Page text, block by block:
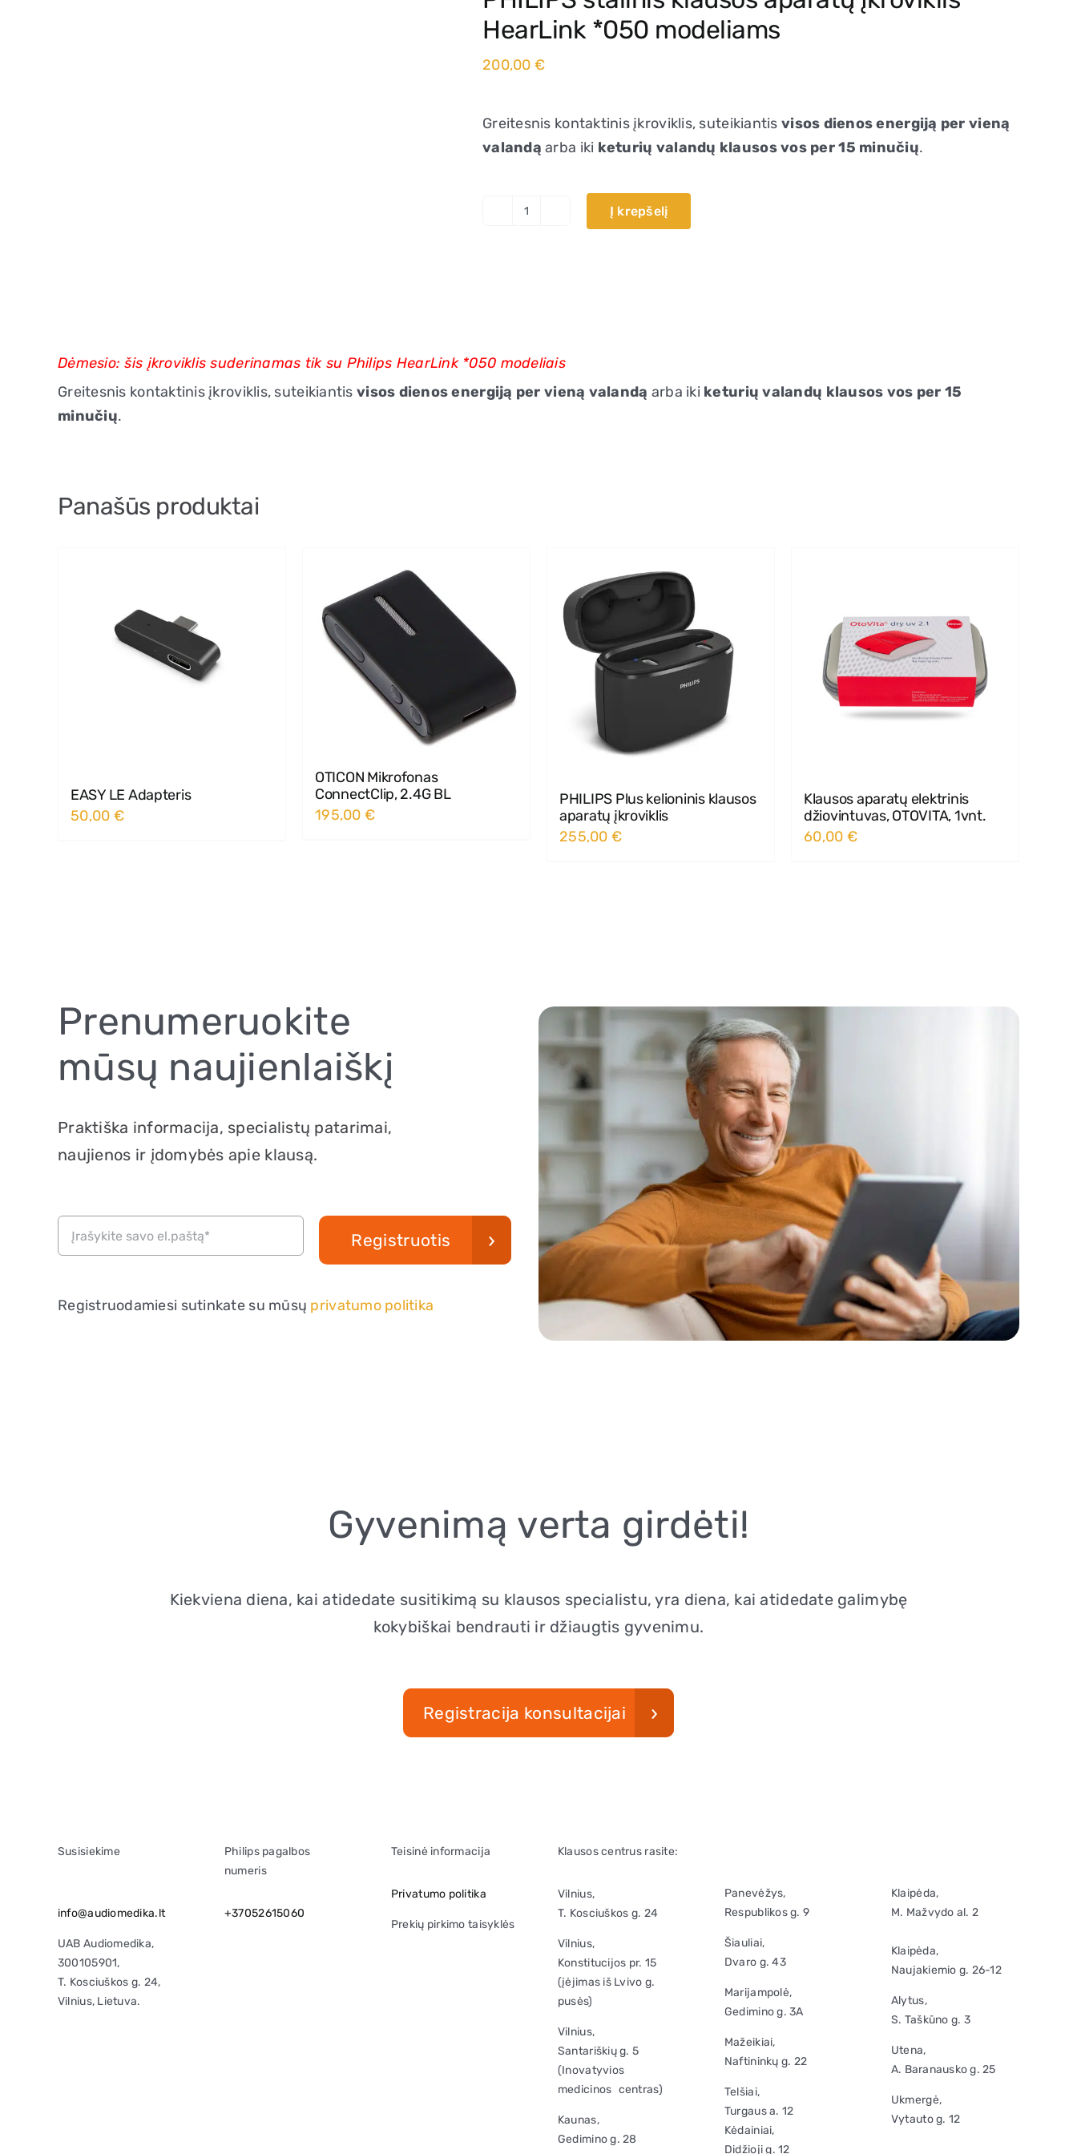
HearLink *050 modeliams
200,00 €
Greitesnis kontaktinis įkroviklis, suteikiantis visos dienos energiją per vieną
valandą arba iki keturių valandų klausos vos per 15 minučių.
įkroviklis
HearLink
Į krepšelį
Dėmesio: šis įkroviklis suderinamas tik su Philips HearLink *050 modeliais
Greitesnis kontaktinis įkroviklis, suteikiantis visos dienos energiją per vieną valandą arba iki keturių valandų klausos vos per 15
minučių.
Panašūs produktai
EASY LE Adapteris
50,00 €
OTICON Mikrofonas
ConnectClip, 2.4G BL
195,00 €
PHILIPS Plus kelioninis klausos
aparatų įkroviklis
255,00 €
Klausos aparatų elektrinis
džiovintuvas, OTOVITA, 1vnt.
60,00 €
Prenumeruokite
mūsų naujienlaiškį
Praktiška informacija, specialistų patarimai,
naujienos ir įdomybės apie klausą.
Registruotis
Registruodamiesi sutinkate su mūsų privatumo politika
Gyvenimą verta girdėti!
Kiekviena diena, kai atidedate susitikimą su klausos specialistu, yra diena, kai atidedate galimybę
kokybiškai bendrauti ir džiaugtis gyvenimu.
Registracija konsultacijai
Susisiekime
info@audiomedika.lt
UAB Audiomedika,
300105901,
T. Kosciuškos g. 24,
Vilnius, Lietuva.
Philips pagalbos
numeris
+37052615060
Teisinė informacija
Privatumo politika
Prekių pirkimo taisyklės
Klausos centrus rasite:
Vilnius,
T. Kosciuškos g. 24
Vilnius,
Konstitucijos pr. 15
(įėjimas iš Lvivo g.
pusės)
Vilnius,
Santariškių g. 5
(Inovatyvios
medicinos centras)
Kaunas,
Gedimino g. 28
Panevėžys,
Respublikos g. 9
Šiauliai,
Dvaro g. 43
Marijampolė,
Gedimino g. 3A
Mažeikiai,
Naftininkų g. 22
Telšiai,
Turgaus a. 12
Kėdainiai,
Didžioji g. 12
Klaipėda,
M. Mažvydo al. 2
Klaipėda,
Naujakiemio g. 26-12
Alytus,
S. Taškūno g. 3
Utena,
A. Baranausko g. 25
Ukmergė,
Vytauto g. 12